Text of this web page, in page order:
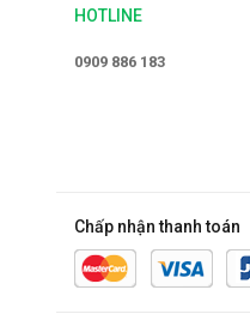
HOTLINE
0909 886 183
Chấp nhận thanh toán